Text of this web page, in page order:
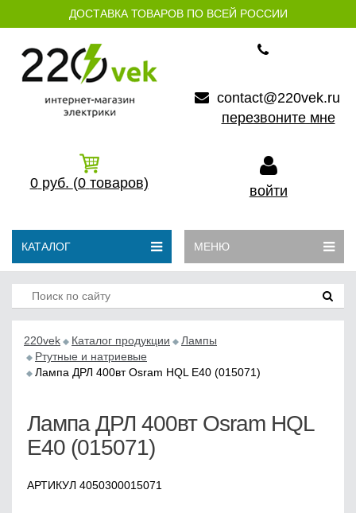
ДОСТАВКА ТОВАРОВ ПО ВСЕЙ РОССИИ
contact@220vek.ru
перезвоните мне
0 руб. (0 товаров) войти
КАТАЛОГ МЕНЮ
220vek Каталог продукции
Лампы
Ртутные и натриевые
Лампа ДРЛ 400вт Osram HQL E40 (015071)
Лампа ДРЛ 400вт Osram HQL
E40 (015071)
АРТИКУЛ 4050300015071